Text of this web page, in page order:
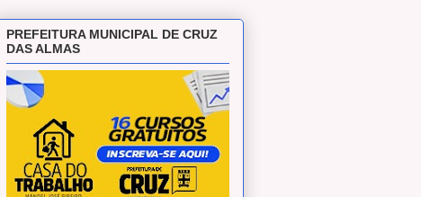
PREFEITURA MUNICIPAL DE CRUZ
DAS ALMAS